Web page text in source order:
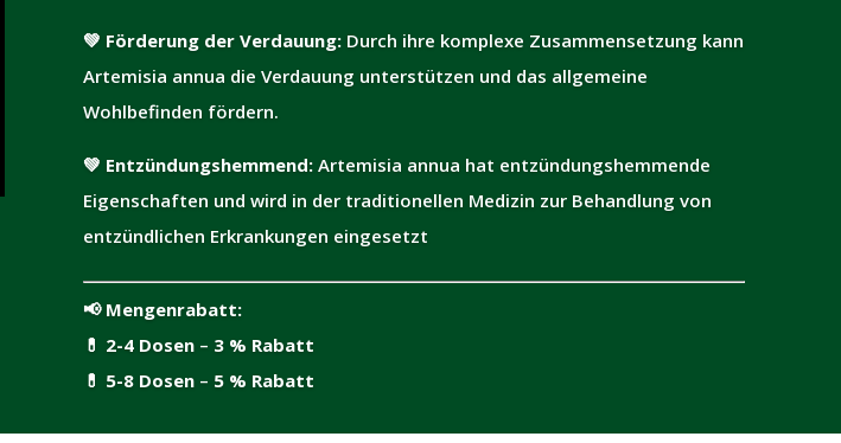
💚 Förderung der Verdauung:Durch ihre komplexe Zusammensetzung kann
Artemisia annua die Verdauung unterstützen und das allgemeine
Wohlbefinden fördern.
💚 Entzündungshemmend:Artemisia annua hat entzündungshemmende
Eigenschaften und wird in der traditionellen Medizin zur Behandlung von
entzündlichen Erkrankungen eingesetzt
📢 Mengenrabatt:
💊 2-4 Dosen– 3 % Rabatt
💊 5-8 Dosen – 5 % Rabatt